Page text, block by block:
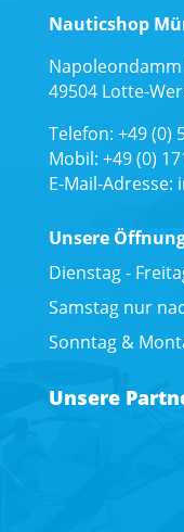
Nauticshop
49504 Lotte-
Telefon: +49 (0)
Mobil: +49 (0)
E-Mail-
Unsere
Dienstag -
Samstag nur
Sonntag &
Unsere